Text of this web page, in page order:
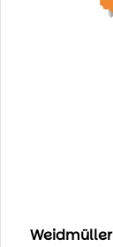
Weidmüller